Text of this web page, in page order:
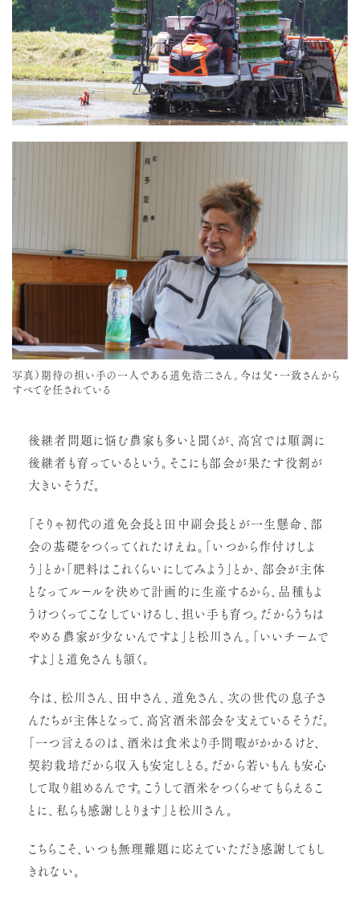
写真）期待の担い手の一人である道免浩二さん。今は父・一致さんから
すべてを任されている
後継者問題に悩む農家も多いと聞くが、高宮では順調に
後継者も育っているという。そこにも部会が果たす役割が
大きいそうだ。
「そりゃ初代の道免会長と田中副会長とが一生懸命、部
会の基礎をつくってくれたけえね。「いつから作付けしよ
う」とか「肥料はこれくらいにしてみよう」とか、部会が主体
となってルールを決めて計画的に生産するから、品種もよ
うけつくってこなしていけるし、担い手も育つ。だからうちは
やめる農家が少ないんですよ」と松川さん。「いいチームで
すよ」と道免さんも頷く。
今は、松川さん、田中さん、道免さん、次の世代の息子さ
んたちが主体となって、高宮酒米部会を支えているそうだ。
「一つ言えるのは、酒米は食米より手間暇がかかるけど、
契約栽培だから収入も安定しとる。だから若いもんも安心
して取り組めるんです。こうして酒米をつくらせてもらえるこ
とに、私らも感謝しとります」と松川さん。
こちらこそ、いつも無理難題に応えていただき感謝してもし
きれない。